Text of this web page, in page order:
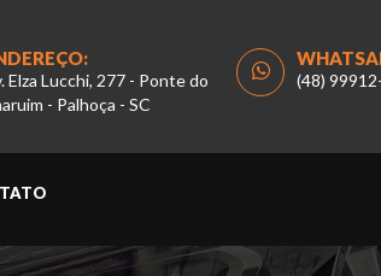
(48)
Elza Lucchi, 277 - Ponte do
- Palhoça - SC